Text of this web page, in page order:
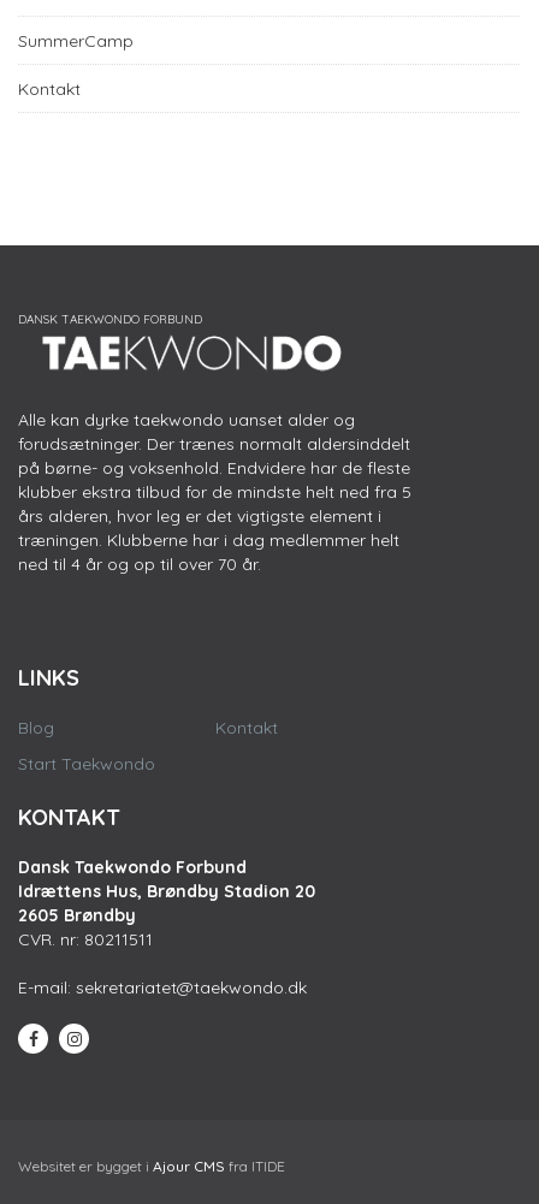
SummerCamp
Kontakt
Alle kan dyrke taekwondo uanset alder og
forudsætninger. Der trænes normalt aldersinddelt
på børne- og voksenhold. Endvidere har de fleste
klubber ekstra tilbud for de mindste helt ned fra 5
års alderen, hvor leg er det vigtigste element i
træningen. Klubberne har i dag medlemmer helt
ned til 4 år og op til over 70 år.
LINKS
Blog
Start Taekwondo
Kontakt
KONTAKT
Dansk Taekwondo Forbund
Idrættens Hus, Brøndby Stadion 20
2605 Brøndby
CVR. nr: 80211511
E-mail: sekretariatet@taekwondo.dk
Websitet er bygget i Ajour CMS fra ITIDE